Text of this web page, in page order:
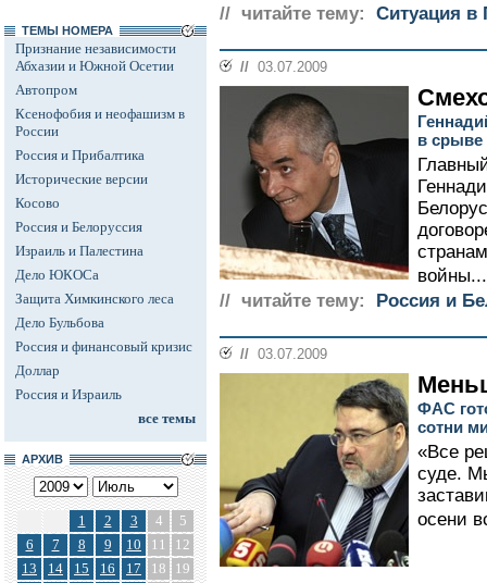
ТЕМЫ НОМЕРА
Признание независимости
Абхазии и Южной Осетии
Автопром
Ксенофобия и неофашизм в
России
Россия и Прибалтика
Исторические версии
Косово
Россия и Белоруссия
Израиль и Палестина
Дело ЮКОСа
Защита Химкинского леса
Дело Бульбова
Россия и финансовый кризис
Доллар
Россия и Израиль
все темы
АРХИВ
1 2 3 4
5
6
7 8 9 10 11
12
13
14 15 16 17 18
19
// читайте тему: Ситуация в
// 03.07.2009
в срыве
войны...
// читайте тему:
Россия и
// 03.07.2009
ФАС
сотни
«Все
суде.
осени